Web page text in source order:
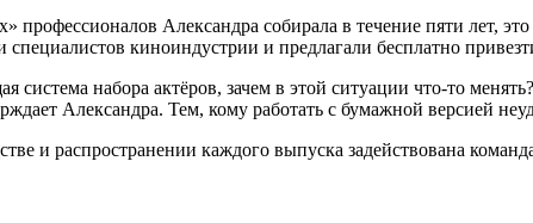
профессионалов Александра собирала в течение пяти лет,
киноиндустрии и предлагали бесплатно
набора актёров, зачем в этой ситуации что-то
Александра. Тем, кому работать с бумажной версией
и распространении каждого выпуска задействована